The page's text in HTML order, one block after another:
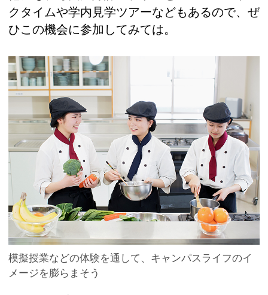
クタイムや学内見学ツアーなどもあるので、ぜ
ひこの機会に参加してみては。
模擬授業などの体験を通して、キャンパスライフのイ
メージを膨らまそう